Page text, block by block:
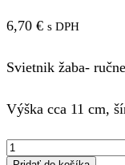
6,70 € s DPH
Svietnik žaba-
Výška cca 11 cm,
množstvo
Dekoratívne